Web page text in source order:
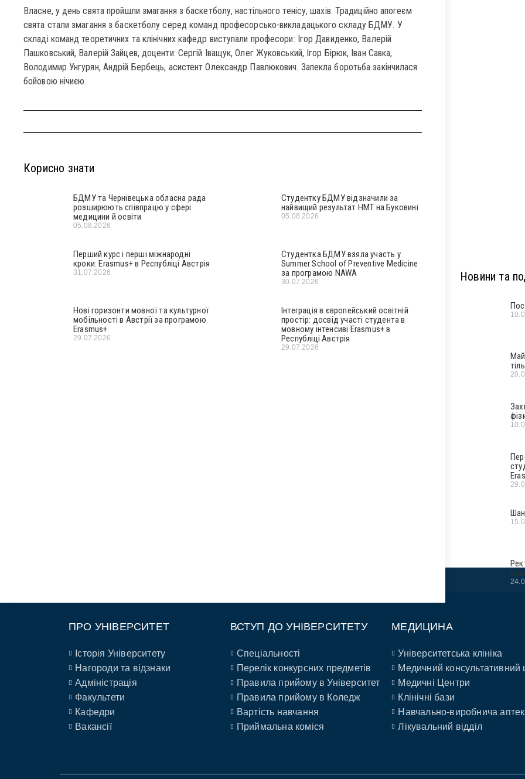
Власне, у день свята пройшли змагання з баскетболу, настільного тенісу, шахів. Традиційно апогеєм
свята стали змагання з баскетболу серед команд професорсько-викладацького складу БДМУ. У
складі команд теоретичних та клінічних кафедр виступали професори: Ігор Давиденко, Валерій
Пашковський, Валерій Зайцев, доценти: Сергій Іващук, Олег Жуковський, Ігор Бірюк, Іван Савка,
Володимир Унгурян, Андрій Бербець, асистент Олександр Павлюкович. Запекла боротьба закінчилася
бойовою нічиєю.
Корисно знати
БДМУ та Чернівецька обласна рада
розширюють співпрацю у сфері
медицини й освіти
05.08.2026
Студентку БДМУ відзначили за
найвищий результат НМТ на Буковині
05.08.2026
Перший курс і перші міжнародні
кроки: Erasmus+ в Республіці Австрія
31.07.2026
Студентка БДМУ взяла участь у
Summer School of Preventive Medicine
за програмою NAWA
30.07.2026
Нові горизонти мовної та культурної
мобільності в Австрії за програмою
Erasmus+
29.07.2026
Інтеграція в європейський освітній
простір: досвід участі студента в
мовному інтенсиві Erasmus+ в
Республіці Австрія
29.07.2026
Новини та
ПРО УНІВЕРСИТЕТ
Історія Університету
Нагороди та відзнаки
Адміністрація
Факультети
Кафедри
Вакансії
ВСТУП ДО УНІВЕРСИТЕТУ
Спеціальності
Перелік конкурсних предметів
Правила прийому в Університет
Правила прийому в Коледж
Вартість навчання
Приймальна коміся
МЕДИЦИНА
Університетська клініка
Медичний консультативний
Медичні Центри
Клінічні бази
Навчально-виробнича
Лікувальний відділ